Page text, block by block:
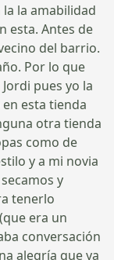
la amabilidad
esta. Antes de
del barrio.
Por lo que
pues yo la
esta tienda
otra tienda
como de
y a mi novia
y
tenerlo
era un
conversación
alegría que ya